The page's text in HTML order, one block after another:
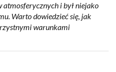
atmosferycznych i był niejako
Warto dowiedzieć się, jak
warunkami